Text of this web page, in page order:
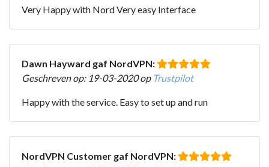
Very Happy with Nord Very easy Interface
Dawn Hayward gaf NordVPN:
Geschreven op: 19-03-2020 op Trustpilot
Happy with the service. Easy to set up and run
NordVPN Customer gaf NordVPN: